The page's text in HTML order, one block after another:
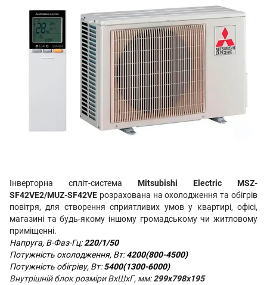
Інверторна спліт-система Mitsubishi Electric MSZ-
SF42VE2/MUZ-SF42VE розрахована на охолодження та обігрів
повітря, для створення сприятливих умов у квартирі, офісі,
магазині та будь-якому іншому громадському чи житловому
приміщенні.
Напруга, В-Фаз-Гц:220/1/50
Потужність охолодження, Вт:4200(800-4500)
Потужність обігріву, Вт:5400(1300-6000)
Внутрішній блок розміри ВхШхГ, мм:299х798х195